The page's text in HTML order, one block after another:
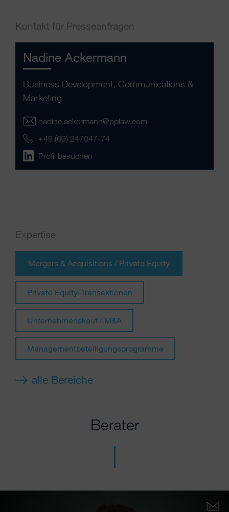
Kontakt für Presseanfragen
Nadine Ackermann
Business Development, Communications &
Marketing
nadine.ackermann@pplaw.com
+49 (69) 247047-74
Profil besuchen
Expertise
Mergers & Acquisitions / Private Equity
Private Equity-Transaktionen
Unternehmenskauf / M&A
Managementbeteiligungsprogramme
alle Bereiche
Berater